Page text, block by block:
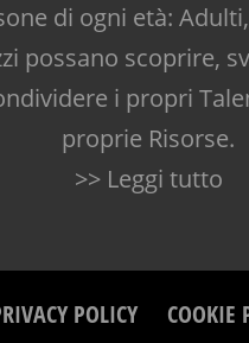
di ogni età:
possano scoprire,
i propri
proprie Risorse.
>> Leggi tutto
POLICY COOKIE